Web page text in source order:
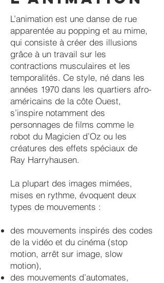
L’animation est une danse de rue
apparentée au popping et au mime,
qui consiste à créer des illusions
grâce à un travail sur les
contractions musculaires et les
temporalités. Ce style, né dans les
années 1970 dans les quartiers afro-
américains de la côte Ouest,
s’inspire notamment des
personnages de films comme le
robot du Magicien d’Oz ou les
créatures des effets spéciaux de
Ray Harryhausen.
La plupart des images mimées,
mises en rythme, évoquent deux
types de mouvements :
des mouvements inspirés des codes
de la vidéo et du cinéma (stop
motion, arrêt sur image, slow
motion),
des mouvements d’automates,